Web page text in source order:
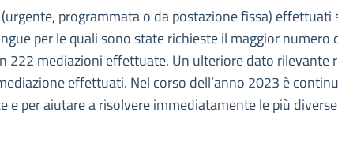
programmata o da postazione fissa)
per le quali sono state richieste il maggior
mediazioni effettuate. Un ulteriore dato rilevante
effettuati. Nel corso dell’anno 2023 è
per aiutare a risolvere immediatamente le più